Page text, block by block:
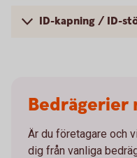
ID-kapning / ID-
Bedrägerier
Är du företagare och
dig från vanliga